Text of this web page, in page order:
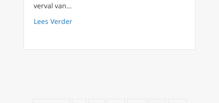
verval van…
Lees Verderabout “Terechtwijzing van modernisme